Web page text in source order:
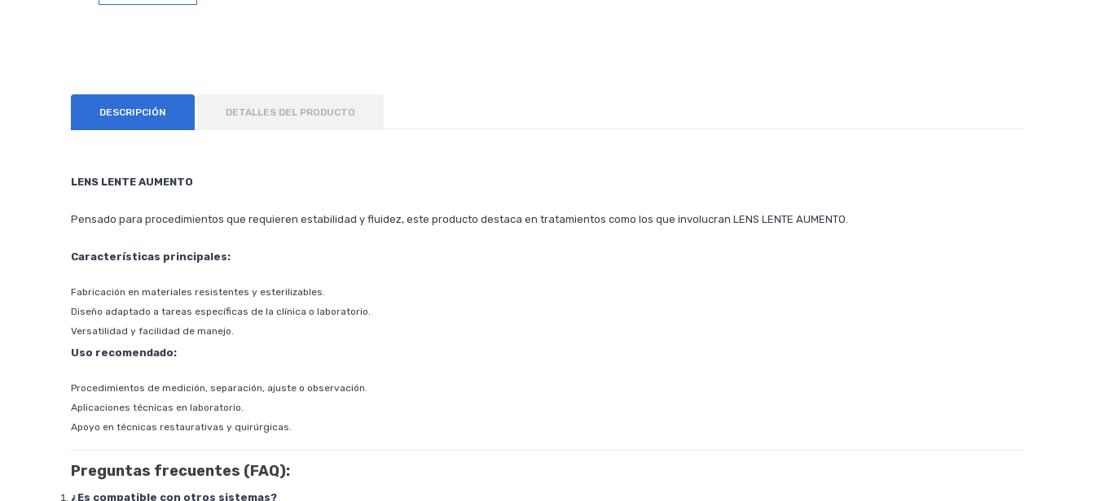
DESCRIPCIÓN DETALLES DEL PRODUCTO
LENS LENTE AUMENTO
Pensado para procedimientos que requieren estabilidad y fluidez, este producto destaca en tratamientos como los que involucran LENS LENTE AUMENTO.
Características principales:
Fabricación en materiales resistentes y esterilizables.
Diseño adaptado a tareas específicas de la clínica o laboratorio.
Versatilidad y facilidad de manejo.
Uso recomendado:
Procedimientos de medición, separación, ajuste o observación.
Aplicaciones técnicas en laboratorio.
Apoyo en técnicas restaurativas y quirúrgicas.
Preguntas frecuentes (FAQ):
¿Es compatible con otros sistemas?